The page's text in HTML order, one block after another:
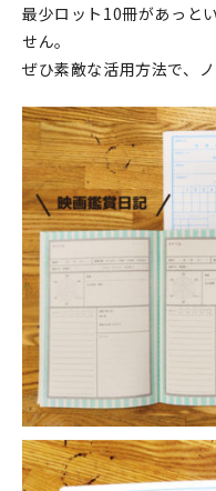
最少ロット10冊があっと
せん。
ぜひ素敵な活用方法で、